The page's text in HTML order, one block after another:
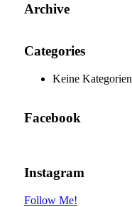
Archive
Categories
Keine Kategorien
Facebook
Instagram
Follow Me!